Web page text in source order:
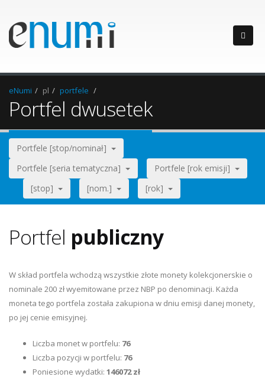
eNumi pl portfele
Portfel dwusetek
Portfele [stop/nominał]
Portfele [seria tematyczna]
Portfele [rok emisji]
[stop]
[nom.] [rok]
Portfel publiczny
W skład portfela wchodzą wszystkie złote monety kolekcjonerskie o
nominale 200 zł wyemitowane przez NBP po denominacji. Każda
moneta tego portfela została zakupiona w dniu emisji danej monety,
po jej cenie emisyjnej.
Liczba monet w portfelu: 76
Liczba pozycji w portfelu: 76
Poniesione wydatki: 146072 zł